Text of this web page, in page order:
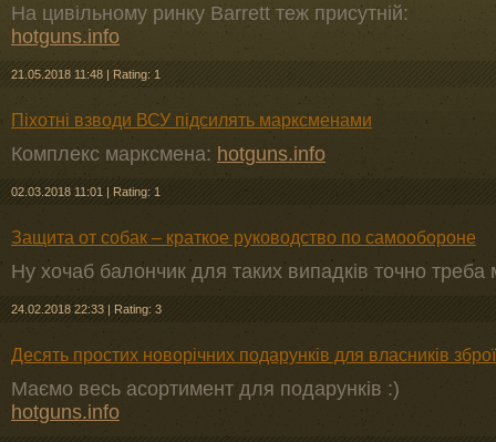
На цивільному ринку Barrett теж присутній:
hotguns.info
21.05.2018 11:48 | Rating: 1
Піхотні взводи ВСУ підсилять марксменами
Комплекс марксмена: hotguns.info
02.03.2018 11:01| Rating: 1
Защита от собак – краткое руководство по самообороне
Ну хочаб балончик для таких випадків точно
24.02.2018 22:33 | Rating: 3
Десять простих новорічних подарунків для власників зброї
Маємо весь асортимент для подарунків :)
hotguns.info